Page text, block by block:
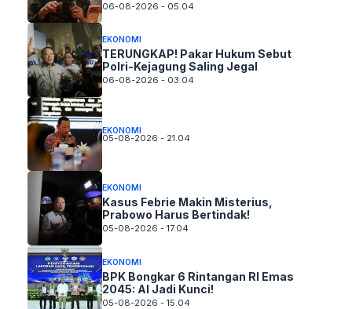
06-08-2026 - 05.04
EKONOMI
TERUNGKAP! Pakar Hukum Sebut
Polri-Kejagung Saling Jegal
06-08-2026 - 03.04
EKONOMI
05-08-2026 - 21.04
EKONOMI
Kasus Febrie Makin Misterius,
Prabowo Harus Bertindak!
05-08-2026 - 17.04
EKONOMI
BPK Bongkar 6 Rintangan RI Emas
2045: AI Jadi Kunci!
05-08-2026 - 15.04